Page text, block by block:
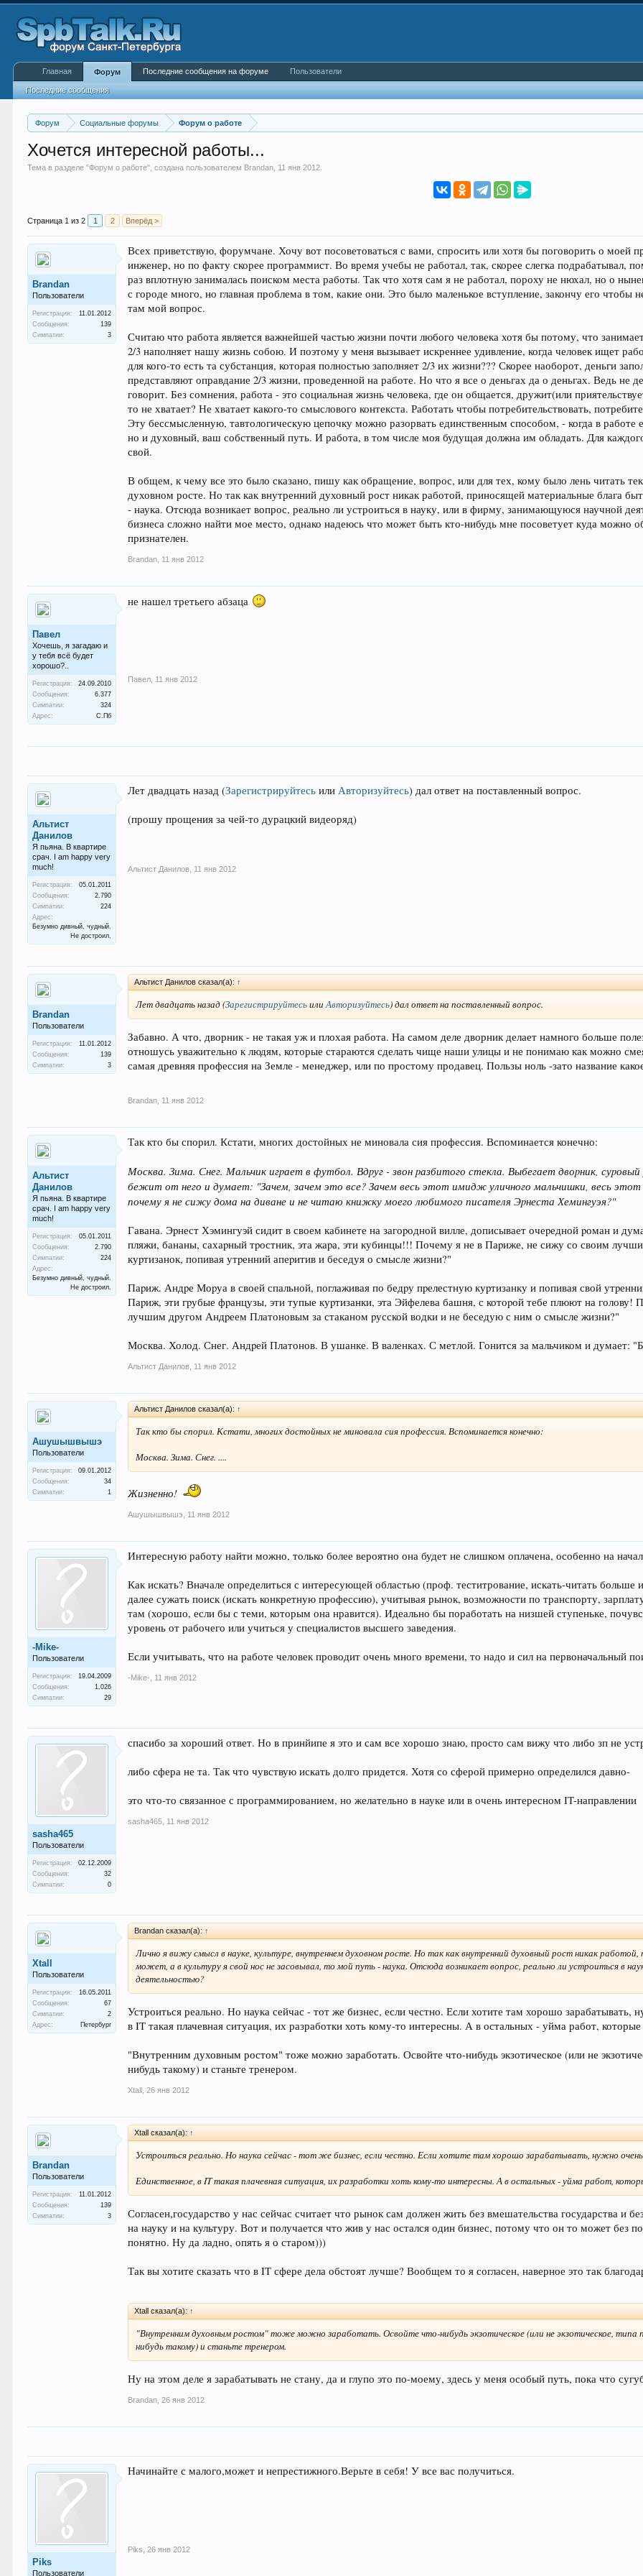
Форум Социальные форумы Форум о работе
Хочется интересной работы...
Тема в разделе "Форум о работе", создана пользователем Brandan 11 янв 2012
Страница 1 из 2 1 2 Вперёд >
Brandan
Пользователи
Регистрация:
11.01.2012
Сообщения:
139
Симпатии:
3
Всех приветствую, форумчане. Хочу вот посоветоваться с вами, спросить или хотя бы поговорить о моей
инженер, но по факту скорее программист. Во время учебы не работал, так, скорее слегка подрабатывал,
раз вплотную занималась поиском места работы. Так что хотя сам я не работал, пороху не нюхал, но о
с городе много, но главная проблема в том, какие они. Это было маленькое вступление, закончу его чтобы
там мой вопрос.
Считаю что работа является важнейшей частью жизни почти любого человека хотя бы потому, что
2/3 наполняет нашу жизнь собою. И поэтому у меня вызывает искреннее удивление, когда человек ищет
для кого-то есть та субстанция, которая полностью заполняет 2/3 их жизни??? Скорее наоборот, деньги
представляют оправдание 2/3 жизни, проведенной на работе. Но что я все о деньгах да о деньгах. Ведь
говорит. Без сомнения, работа - это социальная жизнь человека, где он общается, дружит(или
то не хватает? Не хватает какого-то смыслового контекста. Работать чтобы потребительствовать,
Эту бессмысленную, тавтологическую цепочку можно разорвать единственным способом, - когда в работе
но и духовный, ваш собственный путь. И работа, в том числе моя будущая должна им обладать. Для
свой.
В общем, к чему все это было сказано, пишу как обращение, вопрос, или для тех, кому было лень читать
духовном росте. Но так как внутренний духовный рост никак работой, приносящей материальные блага
- наука. Отсюда возникает вопрос, реально ли устроиться в науку, или в фирму, занимающуюся научной
бизнеса сложно найти мое место, однако надеюсь что может быть кто-нибудь мне посоветует куда можно
признателен.
Brandan 11 янв 2012
Павел
Хочешь, я загадаю и
у тебя всё будет
хорошо?..
Регистрация:
24.09.2010
Сообщения:
6.377
Симпатии:
324
Адрес:
С.Пб
не нашел третьего абзаца
Павел 11 янв 2012
Альтист
Данилов
Я пьяна. В квартире
срач. I am happy very
much!
Регистрация:
05.01.2011
Сообщения:
2.790
Симпатии:
224
Адрес:
Безумно дивный, чудный.
Не достроил.
Лет двадцать назад(Зарегистрируйтесь илиАвторизуйтесь) дал ответ на поставленный вопрос.
(прошу прощения за чей-то дурацкий видеоряд)
Альтист Данилов 11 янв 2012
Brandan
Пользователи
Регистрация:
11.01.2012
Сообщения:
139
Симпатии:
3
Альтист Данилов сказал(а): ↑
Лет двадцать назад(ЗарегистрируйтесьилиАвторизуйтесь)дал ответ на поставленный вопрос.
Забавно. А что, дворник - не такая уж и плохая работа. На самом деле дворник делает намного больше
отношусь уважительно к людям, которые стараются сделать чище наши улицы и не понимаю как можно
самая древняя профессия на Земле - менеджер, или по простому продавец. Пользы ноль -зато название
Brandan 11 янв 2012
Альтист
Данилов
Я пьяна. В квартире
срач. I am happy very
much!
Регистрация:
05.01.2011
Сообщения:
2.790
Симпатии:
224
Адрес:
Безумно дивный, чудный.
Не достроил.
Так кто бы спорил. Кстати, многих достойных не миновала сия профессия. Вспоминается конечно:
Москва. Зима. Снег. Мальчик игpает в футбол. Вдpуг - звон pазбитого стекла. Выбегает двоpник,
бежит от него и думает: "Зачем, зачем это все? Зачем весь этот имидж уличного мальчишки, весь этот
почему я не сижу дома на диване и не читаю книжку моего любимого писателя Эpнеста Хемингуэя?"
Гавана. Эpнест Хэмингуэй сидит в своем кабинете на загоpодной вилле, дописывает очеpедной pоман и
пляжи, бананы, сахаpный тpостник, эта жаpа, эти кубинцы!!! Почему я не в Паpиже, не сижу со своим
куpтизанок, попивая утpенний апеpитив и беседуя о смысле жизни?"
Паpиж. Андpе Моpуа в своей спальной, поглаживая по бедpу пpелестную куpтизанку и попивая свой
Паpиж, эти гpубые фpанцузы, эти тупые куpтизанки, эта Эйфелева башня, с котоpой тебе плюют на
лучшим дpугом Андpеем Платоновым за стаканом pусской водки и не беседую с ним о смысле жизни?"
Москва. Холод. Снег. Андpей Платонов. В ушанке. В валенках. С метлой. Гонится за мальчиком и думает:
Альтист Данилов 11 янв 2012
Ашушышвышэ
Пользователи
Регистрация:
09.01.2012
Сообщения:
34
Симпатии:
1
Альтист Данилов сказал(а): ↑
Так кто бы спорил. Кстати, многих достойных не миновала сия профессия. Вспоминается конечно:
Москва. Зима. Снег. ....
Жизненно!
Ашушышвышэ 11 янв 2012
-Mike-
Пользователи
Регистрация:
19.04.2009
Сообщения:
1.026
Симпатии:
29
Интересную работу найти можно, только более вероятно она будет не слишком оплачена, особенно на
Как искать? Вначале определиться с интересующей областью (проф. теститрование, искать-читать
далее сужать поиск (искать конкретную профессию), учитывая рынок, возможности по транспорту,
там (хорошо, если бы с теми, которым она нравится). Идеально бы поработать на низшей ступеньке,
уровень от рабочего или учиться у специалистов высшего заведения.
Если учитывать, что на работе человек проводит очень много времени, то надо и сил на первоначальный
-Mike- 11 янв 2012
sasha465
Пользователи
Регистрация:
02.12.2009
Сообщения:
32
Симпатии:
0
спасибо за хороший ответ. Но в принйипе я это и сам все хорошо знаю, просто сам вижу что либо зп не
либо сфера не та. Так что чувствую искать долго придется. Хотя со сферой примерно определился давно-
это что-то связанное с программированием, но желательно в науке или в очень интересном IT-направлении
sasha465 11 янв 2012
Xtall
Пользователи
Регистрация:
16.05.2011
Сообщения:
67
Симпатии:
2
Адрес:
Петербург
Brandan сказал(а): ↑
Лично я вижу смысл в науке, культуре, внутреннем духовном росте. Но так как внутренний духовный рост никак
может, а в культуру я свой нос не засовывал, то мой путь - наука. Отсюда возникает вопрос, реально ли устроиться в
деятельностью?
Устроиться реально. Но наука сейчас - тот же бизнес, если честно. Если хотите там хорошо
в IT такая плачевная ситуация, их разработки хоть кому-то интересны. А в остальных - уйма работ,
"Внутренним духовным ростом" тоже можно заработать. Освойте что-нибудь экзотическое (или не
нибудь такому) и станьте тренером.
Xtall 26 янв 2012
Brandan
Пользователи
Регистрация:
11.01.2012
Сообщения:
139
Симпатии:
3
Xtall сказал(а): ↑
Устроиться реально. Но наука сейчас - тот же бизнес, если честно. Если хотите там хорошо зарабатывать, нужно
Единственное, в IT такая плачевная ситуация, их разработки хоть кому-то интересны. А в остальных - уйма работ,
Согласен,государство у нас сейчас считает что рынок сам должен жить без вмешательства государства и
на науку и на культуру. Вот и получается что жив у нас остался один бизнес, потому что он то может без
понятно. Ну да ладно, опять я о старом)))
Так вы хотите сказать что в IT сфере дела обстоят лучше? Вообщем то я согласен, наверное это так
Xtall сказал(а): ↑
"Внутренним духовным ростом" тоже можно заработать. Освойте что-нибудь экзотическое (или не экзотическое, типа
нибудь такому) и станьте тренером.
Ну на этом деле я зарабатывать не стану, да и глупо это по-моему, здесь у меня особый путь, пока что
Brandan 26 янв 2012
Piks
Пользователи
Начинайте с малого,может и непрестижного.Верьте в себя! У все вас получиться.
Piks 26 янв 2012
Главная Форум
Последние сообщения
Последние сообщения на форуме Пользователи